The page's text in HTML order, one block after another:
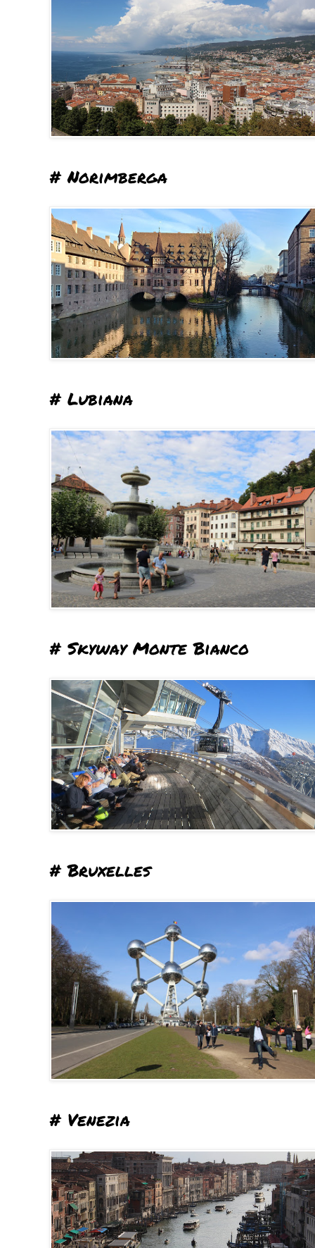
# Norimberga
# Lubiana
# Skyway Monte Bianco
# Bruxelles
# Venezia